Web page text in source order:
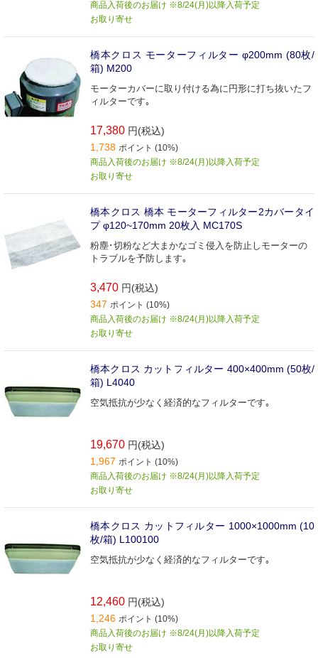
商品入荷後のお届け ※8/24(月)以降入荷予定
お取り寄せ
橋本クロス モーターフィルター φ200mm (80枚/
箱) M200
モーターカバーに取り付ける為に円形に打ち抜いたフ
ィルターです｡
17,380 円(税込)
1,738 ポイント (10%)
商品入荷後のお届け ※8/24(月)以降入荷予定
お取り寄せ
橋本クロス 橋本 モーターフィルター2カバータイ
プ φ120~170mm 20枚入 MC170S
粉塵･切粉など大まかなゴミ侵入を防止しモーターの
トラブルを予防します｡
3,470 円(税込)
347 ポイント (10%)
商品入荷後のお届け ※8/24(月)以降入荷予定
お取り寄せ
橋本クロス カットフィルター 400×400mm (50枚/
箱) L4040
空気抵抗が少なく経済的なフィルターです｡
19,670 円(税込)
1,967 ポイント (10%)
商品入荷後のお届け ※8/24(月)以降入荷予定
お取り寄せ
橋本クロス カットフィルター 1000×1000mm (10
枚/箱) L100100
空気抵抗が少なく経済的なフィルターです｡
12,460 円(税込)
1,246 ポイント (10%)
商品入荷後のお届け ※8/24(月)以降入荷予定
お取り寄せ